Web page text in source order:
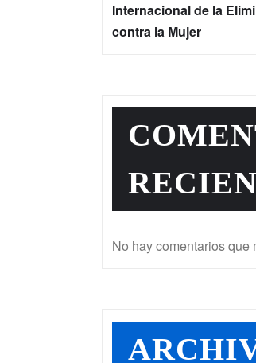
Internacional de la
contra la Mujer
No hay comentarios que